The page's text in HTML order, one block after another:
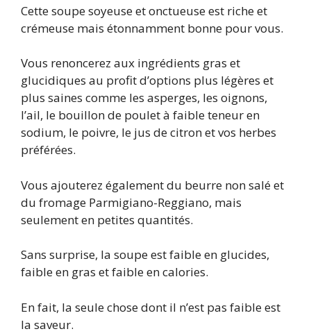
Cette soupe soyeuse et onctueuse est riche et
crémeuse mais étonnamment bonne pour vous.
Vous renoncerez aux ingrédients gras et
glucidiques au profit d’options plus légères et
plus saines comme les asperges, les oignons,
l’ail, le bouillon de poulet à faible teneur en
sodium, le poivre, le jus de citron et vos herbes
préférées.
Vous ajouterez également du beurre non salé et
du fromage Parmigiano-Reggiano, mais
seulement en petites quantités.
Sans surprise, la soupe est faible en glucides,
faible en gras et faible en calories.
En fait, la seule chose dont il n’est pas faible est
la saveur.